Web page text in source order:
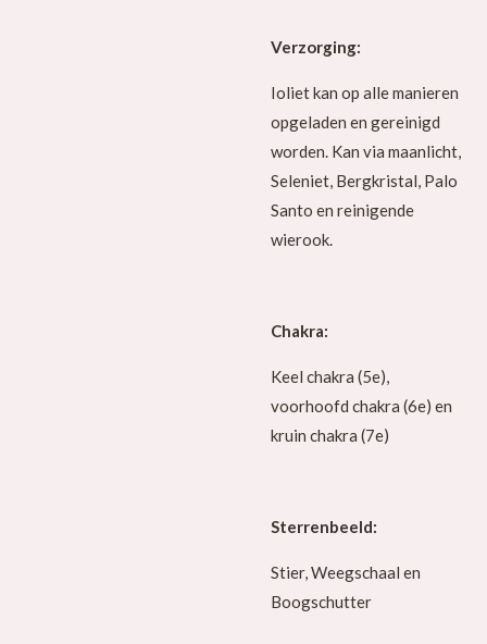
Verzorging:
Ioliet kan op alle manieren
opgeladen en gereinigd
worden. Kan via maanlicht,
Seleniet, Bergkristal, Palo
Santo en reinigende
wierook.
Chakra:
Keel chakra (5e),
voorhoofd chakra (6e) en
kruin chakra (7e)
Sterrenbeeld:
Stier, Weegschaal en
Boogschutter